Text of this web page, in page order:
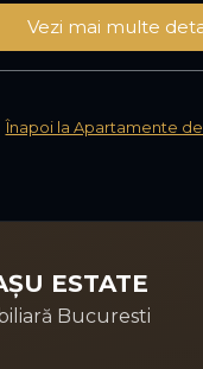
Vezi mai multe
Înapoi la Apartamente
ESTATE
Bucuresti